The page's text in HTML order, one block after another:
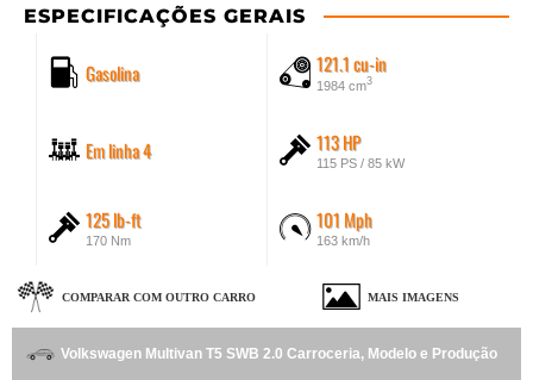
ESPECIFICAÇÕES GERAIS
Gasolina 121.1 cu-in
1984 cm3
Em linha 4 113 HP
115 PS / 85 kW
125 lb-ft
170 Nm
101 Mph
163 km/h
COMPARAR COM OUTRO CARRO MAIS IMAGENS
Volkswagen Multivan T5 SWB 2.0 Carroceria, Modelo e Produção